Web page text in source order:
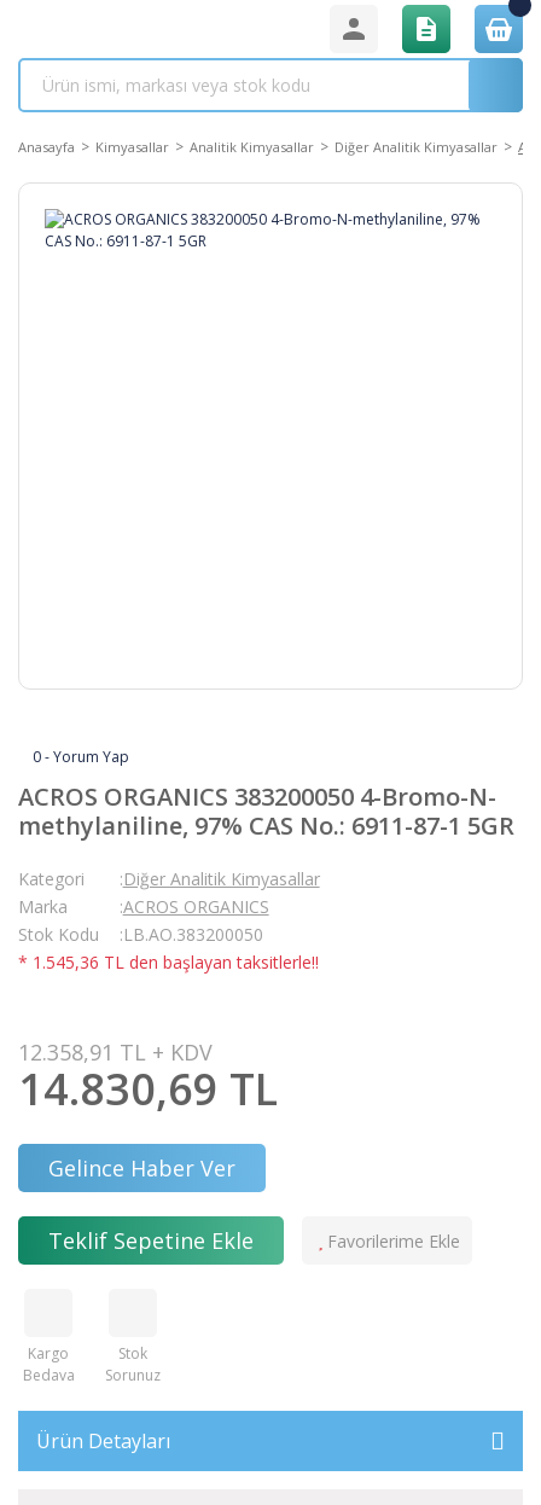
Anasayfa Kimyasallar Analitik Kimyasallar Diğer Analitik Kimyasallar
0 - Yorum Yap
ACROS ORGANICS 383200050 4-Bromo-N-
methylaniline, 97% CAS No.: 6911-87-1 5GR
Kategori
Diğer Analitik Kimyasallar
Marka
ACROS ORGANICS
Stok Kodu
LB.AO.383200050
* 1.545,36 TL den başlayan taksitlerle!!
12.358,91 TL + KDV
14.830,69 TL
Gelince Haber Ver
Teklif Sepetine Ekle
Kargo
Bedava
Stok
Sorunuz
Ürün Detayları